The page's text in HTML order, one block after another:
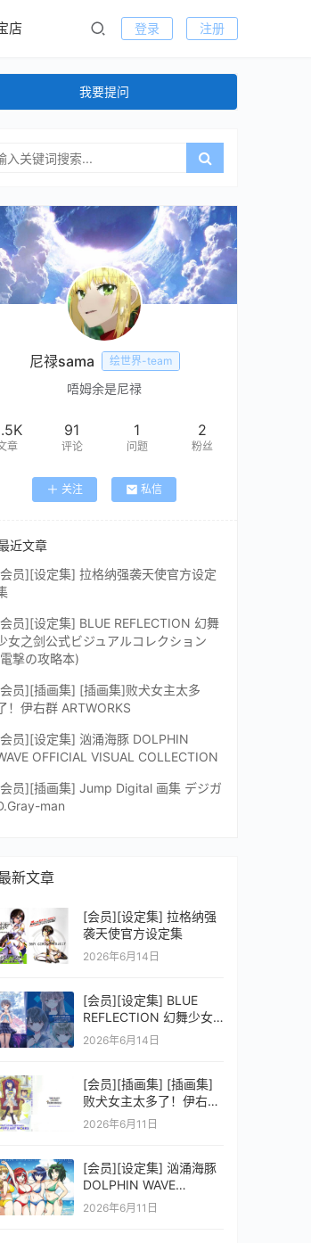
店 登录 注册
我要提问
尼禄sama 绘世界-team
唔姆余是尼禄
章
91
评论
1
问题
2
粉丝
关注 私信
近文章
员][设定集] 拉格纳强袭天使官方设定
员][设定集] BLUE REFLECTION 幻舞
女之剑公式ビジュアルコレクション
撃の攻略本)
员][插画集] [插画集]败犬女主太多
！伊右群 ARTWORKS
员][设定集] 汹涌海豚 DOLPHIN
OFFICIAL VISUAL COLLECTION
员][插画集] Jump Digital 画集 デジガ
man
新文章
[会员][设定集] 拉格纳强
袭天使官方设定集
2026年6月14日
[会员][设定集] BLUE
REFLECTION 幻舞少女
之剑公式ビジュアルコレ
2026年6月14日
[会员][插画集] [插画集]
败犬女主太多了！伊右群
ARTWORKS
2026年6月11日
[会员][设定集] 汹涌海豚
DOLPHIN WAVE
OFFICIAL VISUAL
2026年6月11日